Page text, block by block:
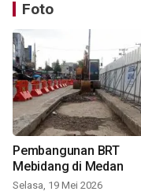
Foto
Pembangunan BRT
Mebidang di Medan
Selasa, 19 Mei 2026